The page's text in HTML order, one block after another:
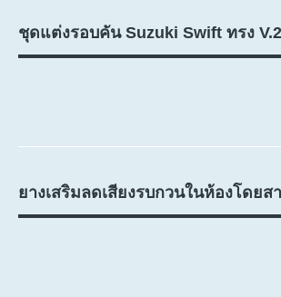
ชุดแต่งรอบคัน Suzuki Swift ทรง V.2
ยางเสริมลดเสียงรบกวนในห้องโดยส